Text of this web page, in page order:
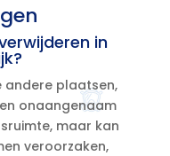
in
andere plaatsen,
onaangenaam
maar kan
veroorzaken,